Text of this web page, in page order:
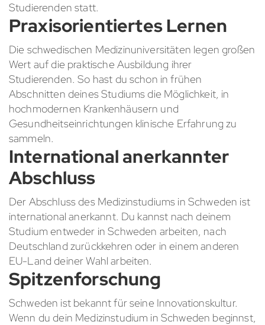
Studierenden statt.
Praxisorientiertes Lernen
Die schwedischen Medizinuniversitäten legen großen
Wert auf die praktische Ausbildung ihrer
Studierenden. So hast du schon in frühen
Abschnitten deines Studiums die Möglichkeit, in
hochmodernen Krankenhäusern und
Gesundheitseinrichtungen klinische Erfahrung zu
sammeln.
International anerkannter
Abschluss
Der Abschluss des Medizinstudiums in Schweden ist
international anerkannt. Du kannst nach deinem
Studium entweder in Schweden arbeiten, nach
Deutschland zurückkehren oder in einem anderen
EU-Land deiner Wahl arbeiten.
Spitzenforschung
Schweden ist bekannt für seine Innovationskultur.
Wenn du dein Medizinstudium in Schweden beginnst,